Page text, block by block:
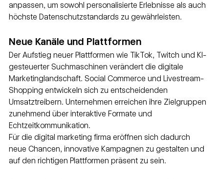
anpassen, um sowohl personalisierte Erlebnisse als auch
höchste Datenschutzstandards zu gewährleisten.
Neue Kanäle und Plattformen
Der Aufstieg neuer Plattformen wie TikTok, Twitch und KI-
gesteuerter Suchmaschinen verändert die digitale
Marketinglandschaft. Social Commerce und Livestream-
Shopping entwickeln sich zu entscheidenden
Umsatztreibern. Unternehmen erreichen ihre Zielgruppen
zunehmend über interaktive Formate und
Echtzeitkommunikation.
Für die digital marketing firma eröffnen sich dadurch
neue Chancen, innovative Kampagnen zu gestalten und
auf den richtigen Plattformen präsent zu sein.